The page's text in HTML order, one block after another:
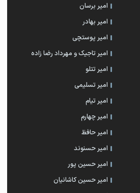
امیر برسان
امیر بهادر
امیر پوستچی
امیر تاجیک و مهرداد رضا زاده
امیر تتلو
امیر تسلیمی
امیر تیام
امیر چهارم
امیر حافظ
امیر حسنوند
امیر حسین پور
امیر حسین کاشانیان